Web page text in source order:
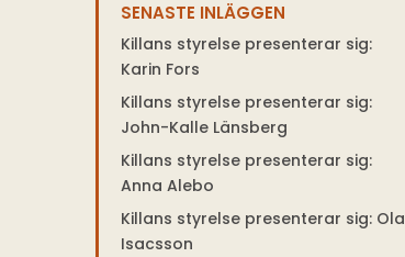
SENASTE INLÄGGEN
Killans styrelse presenterar sig:
Karin Fors
Killans styrelse presenterar sig:
John-Kalle Länsberg
Killans styrelse presenterar sig:
Anna Alebo
Killans styrelse presenterar sig: Ola
Isacsson